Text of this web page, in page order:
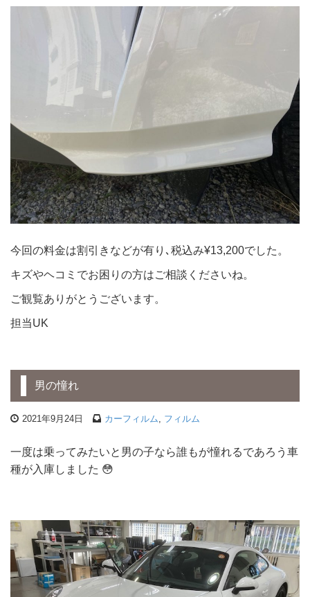
今回の料金は割引きなどが有り､税込み¥13,200でした。
キズやヘコミでお困りの方はご相談くださいね。
ご観覧ありがとうございます。
担当UK
男の憧れ
2021年9月24日 カーフィルム フィルム
一度は乗ってみたいと男の子なら誰もが憧れるであろう車
種が入庫しました 😳